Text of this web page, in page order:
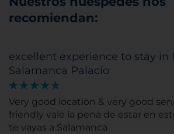
recomiendan:
excellent experience to stay in
Salamanca Palacio
Very good location & very good
friendly vale la pena de estar en
te vayas a Salamanca